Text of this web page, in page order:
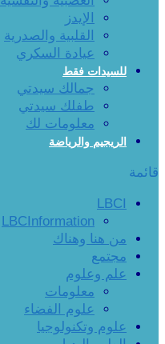
الإيدز
القلبية والصدرية
عيادة السكري
للسيدات فقط
جمالك سيدتي
طفلك سيدتي
معلومات لك
الريجيم والرياضة
قائمة
LBCI
LBCInformation
من هنا وهناك
مجتمع
علم وعلوم
معلومات
علوم الفضاء
علوم وتكنولوجيا